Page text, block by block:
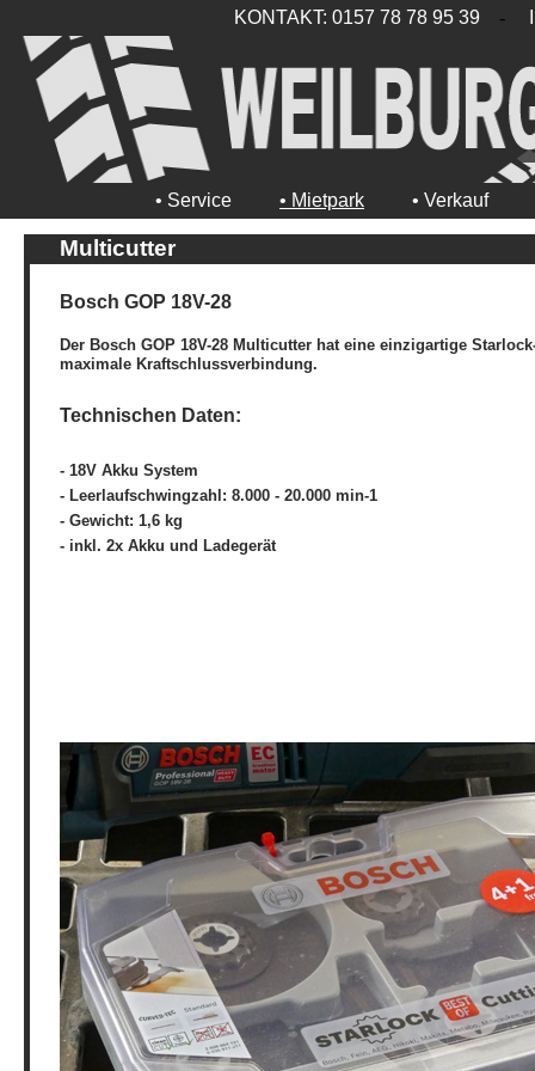
KONTAKT: 0157 78 78 95 39-
• Service • Mietpark • Verkauf
Multicutter
Bosch GOP 18V-28
Der Bosch GOP 18V-28 Multicutter hat eine einzigartige
maximale Kraftschlussverbindung.
Technischen Daten:
- 18V Akku System
- Leerlaufschwingzahl: 8.000 - 20.000 min-1
- Gewicht: 1,6 kg
- inkl. 2x Akku und Ladegerät